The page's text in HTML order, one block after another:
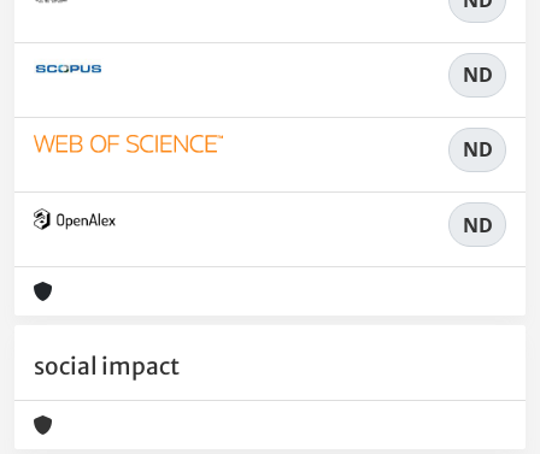
ND
ND
ND
social impact